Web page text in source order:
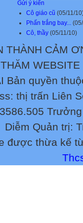
Gửi ý kiến
Cô giáo cũ (05/11/
Phấn trắng bay...
Cô, thầy (05/11/10)
THÀNH CẢM
Bản quyền
thị trấn Liên
Diễm Quản trị:
được thừa kế